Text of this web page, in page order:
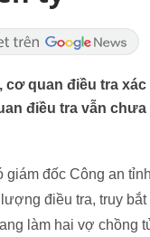
quan điều tra
điều tra vẫn
đốc Công an
điều tra, truy
làm hai vợ chồng